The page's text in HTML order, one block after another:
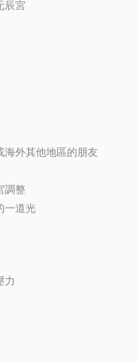
辰宮
海外其他地區的朋友
調整
一道光
力